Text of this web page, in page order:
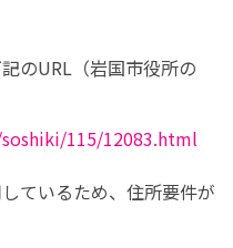
のURL（岩国市役所の
115/12083.html
ているため、住所要件が